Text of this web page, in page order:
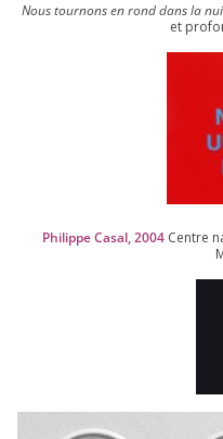
Nous tour­nons en rond dans la
et
Philippe Casal,2004 Centre